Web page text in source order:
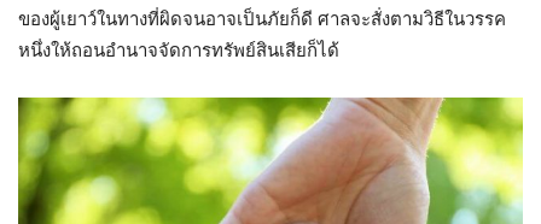
ของผู้เยาว์ในทางที่ผิดจนอาจเป็นภัยก็ดี ศาลจะสั่งตามวิธีในวรรค
หนึ่งให้ถอนอำนาจจัดการทรัพย์สินเสียก็ได้